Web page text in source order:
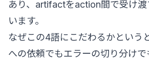
あり、artifactをaction間で受け渡
います。
なぜこの4語にこだわるかという
への依頼でもエラーの切り分け